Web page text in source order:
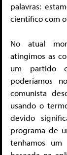
palavras:
científico com
No atual
atingimos as
um partido
poderíamos
comunista
usando o
devido
programa de
tenhamos